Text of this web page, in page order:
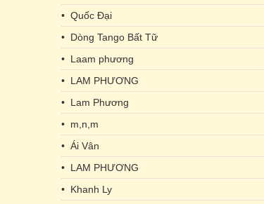
• Quốc Đại
• Dòng Tango Bất Tữ
• Laam phương
• LAM PHƯƠNG
• Lam Phương
• m,n,m
• Ái Vân
• LAM PHƯƠNG
• Khanh Ly